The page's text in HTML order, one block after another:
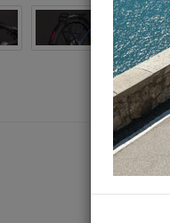
haben
Bosch